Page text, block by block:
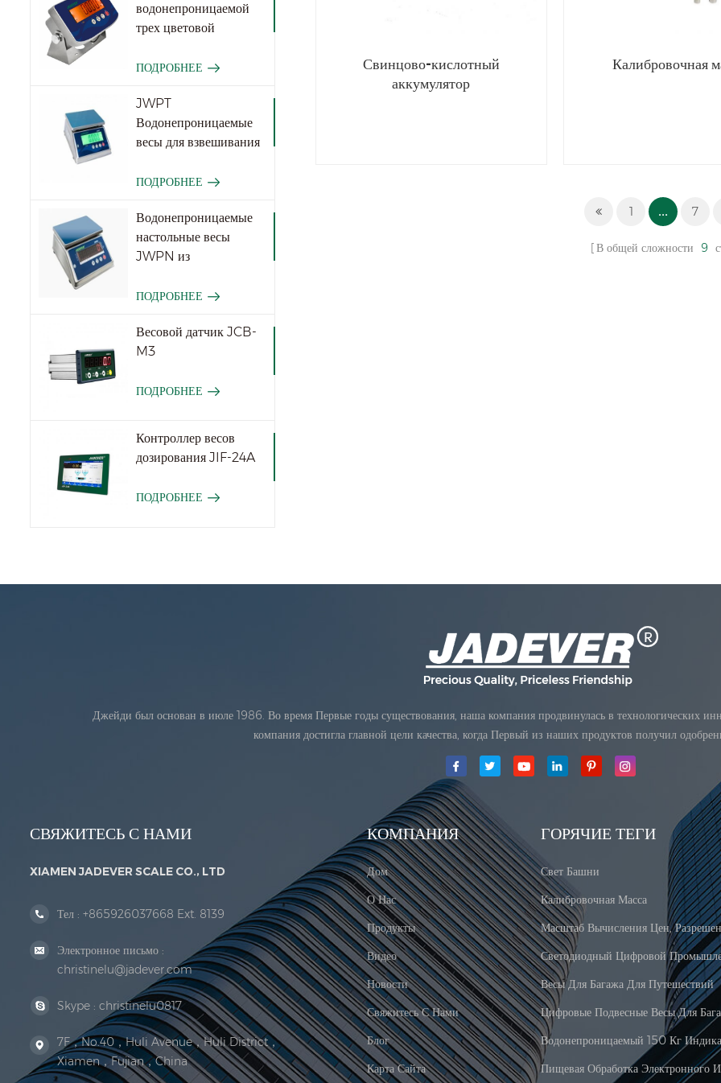
водонепроницаемой
трех цветовой
Три цвета
ПОДРОБНЕЕ
JWPT
Водонепроницаемые
весы для взвешивания
ПОДРОБНЕЕ
Водонепроницаемые
настольные весы
JWPN из
ПОДРОБНЕЕ
Весовой датчик JCB-
M3
ПОДРОБНЕЕ
Контроллер весов
дозирования JIF-24A
ПОДРОБНЕЕ
Свинцово-кислотный
аккумулятор
Калибровочная
1 ... 7
В общей сложности 9
Джейди был основан в июле 1986. Во время Первые годы существования, наша компания продвинулась в технологических
компания достигла главной цели качества, когда Первый из наших продуктов получил
СВЯЖИТЕСЬ С НАМИ
XIAMEN JADEVER SCALE CO., LTD
Тел : +865926037668 Ext. 8139
Электронное письмо :
christinelu@jadever.com
Skype : christinelu0817
7F，No.40，Huli Avenue，Huli District，
Xiamen，Fujian，China
КОМПАНИЯ
Дом
О Нас
Продукты
Видео
Новости
Свяжитесь С Нами
Блог
Карта Сайта
ГОРЯЧИЕ ТЕГИ
Свет Башни
Калибровочная Масса
Весы Для Багажа Для Путешествий
Цифровые Подвесные Весы Для